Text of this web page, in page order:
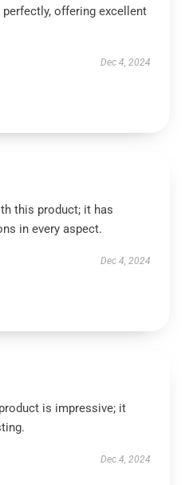
offering excellent
Dec 4, 2024
this product; it has
in every aspect.
Dec 4, 2024
is impressive; it
Dec 4, 2024